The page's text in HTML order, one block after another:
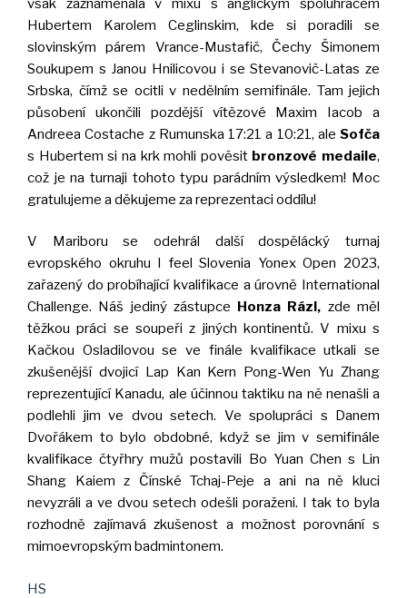
Hubertem Karolem Ceglinskim, kde si poradili se
slovinským párem Vrance-Mustafič, Čechy Šimonem
Soukupem s Janou Hnilicovou i se Stevanovič-Latas ze
Srbska, čímž se ocitli v nedělním semifinále. Tam jejich
působení ukončili pozdější vítězové Maxim Iacob a
Andreea Costache z Rumunska 17:21 a 10:21, ale Sofča
s Hubertem si na krk mohli pověsit bronzové medaile,
což je na turnaji tohoto typu parádním výsledkem! Moc
gratulujeme a děkujeme za reprezentaci oddílu!
V Mariboru se odehrál další dospělácký turnaj
evropského okruhu I feel Slovenia Yonex Open 2023,
zařazený do probíhající kvalifikace a úrovně International
Challenge. Náš jediný zástupce Honza Rázl, zde měl
těžkou práci se soupeři z jiných kontinentů. V mixu s
Kačkou Osladilovou se ve finále kvalifikace utkali se
zkušenější dvojicí Lap Kan Kern Pong-Wen Yu Zhang
reprezentující Kanadu, ale účinnou taktiku na ně nenašli a
podlehli jim ve dvou setech. Ve spolupráci s Danem
Dvořákem to bylo obdobné, když se jim v semifinále
kvalifikace čtyřhry mužů postavili Bo Yuan Chen s Lin
Shang Kaiem z Čínské Tchaj-Peje a ani na ně kluci
nevyzráli a ve dvou setech odešli poraženi. I tak to byla
rozhodně zajímavá zkušenost a možnost porovnání s
mimoevropským badmintonem.
HS